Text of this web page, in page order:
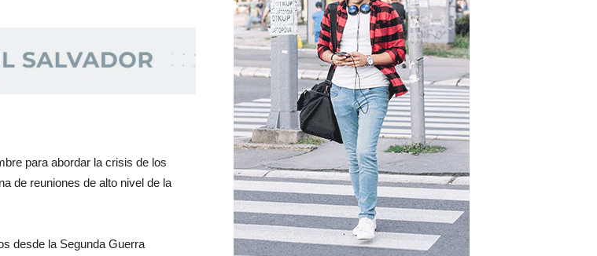
para abordar la crisis de los
de reuniones de alto nivel de la
desde la Segunda Guerra